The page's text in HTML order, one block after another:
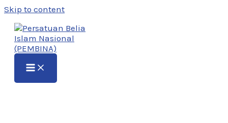
Skip to content